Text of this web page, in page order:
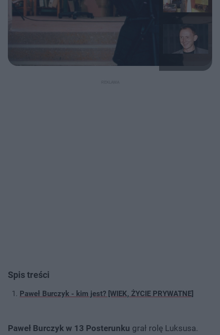
Spis treści
Paweł Burczyk - kim jest? [WIEK, ŻYCIE PRYWATNE]
Paweł Burczyk w 13 Posterunku grał rolę Luksusa.